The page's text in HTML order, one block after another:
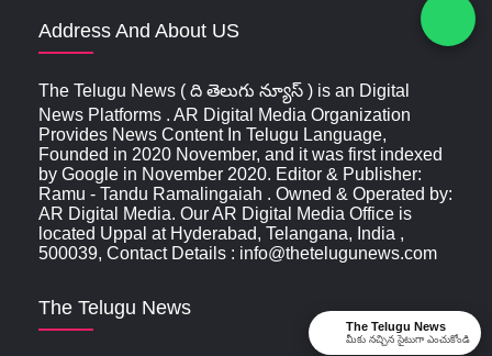
Address And About US
The Telugu News ( ది తెలుగు న్యూస్‌ ) is an Digital
News Platforms . AR Digital Media Organization
Provides News Content In Telugu Language,
Founded in 2020 November, and it was first indexed
by Google in November 2020. Editor & Publisher:
Ramu - Tandu Ramalingaiah . Owned & Operated by:
AR Digital Media. Our AR Digital Media Office is
located Uppal at Hyderabad, Telangana, India ,
500039, Contact Details : info@thetelugunews.com
The Telugu News
The Telugu News
మీకు నచ్చిన సైటుగా ఎంచుకోండి